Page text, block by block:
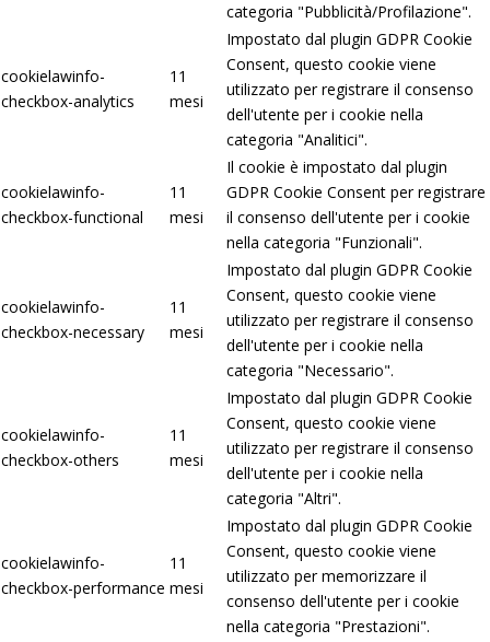
categoria "Pubblicità/Profilazione".
cookielawinfo-
checkbox-analytics
11
mesi
Impostato dal plugin GDPR Cookie
Consent, questo cookie viene
utilizzato per registrare il consenso
dell'utente per i cookie nella
categoria "Analitici".
cookielawinfo-
checkbox-functional
11
mesi
Il cookie è impostato dal plugin
GDPR Cookie Consent per registrare
il consenso dell'utente per i cookie
nella categoria "Funzionali".
cookielawinfo-
checkbox-necessary
11
mesi
Impostato dal plugin GDPR Cookie
Consent, questo cookie viene
utilizzato per registrare il consenso
dell'utente per i cookie nella
categoria "Necessario".
cookielawinfo-
checkbox-others
11
mesi
Impostato dal plugin GDPR Cookie
Consent, questo cookie viene
utilizzato per registrare il consenso
dell'utente per i cookie nella
categoria "Altri".
cookielawinfo-
checkbox-performance
11
mesi
Impostato dal plugin GDPR Cookie
Consent, questo cookie viene
utilizzato per memorizzare il
consenso dell'utente per i cookie
nella categoria "Prestazioni".